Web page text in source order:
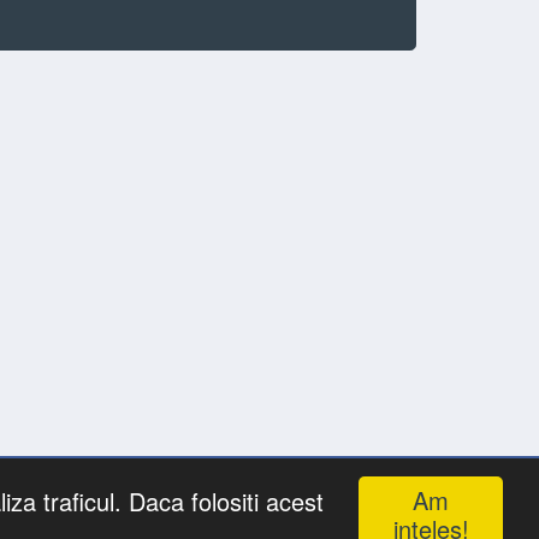
Am
inteles!
traficul. Daca folositi acest